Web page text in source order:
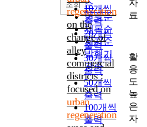
순
연도순
제목순
저자순
발행기
관순
10개씩
출력
20개씩
출력
30개씩
출력
50개씩
출력
100개씩
출력
조회
regeneration
on the
change of
alley
commercial
districts :
focused on
urban
regeneration
자
료
활
용
도
높
은
자